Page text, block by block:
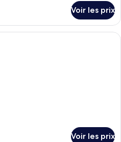
Voir les prix
Une chambre d’hôtel avec un lit,
Voir les prix